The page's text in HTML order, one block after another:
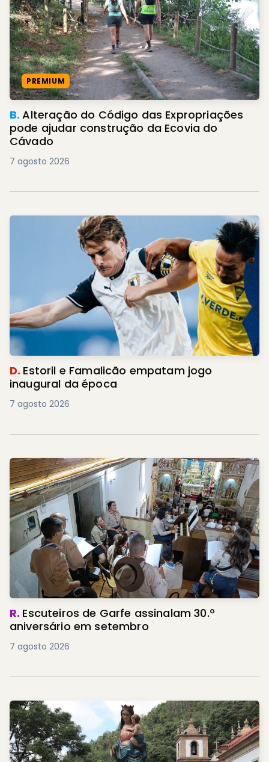
PREMIUM
B.Alteração do Código das Expropriações
pode ajudar construção da Ecovia do
Cávado
7 agosto 2026
D. Estoril e Famalicão empatam jogo
inaugural da época
7 agosto 2026
R. Escuteiros de Garfe assinalam 30.º
aniversário em setembro
7 agosto 2026